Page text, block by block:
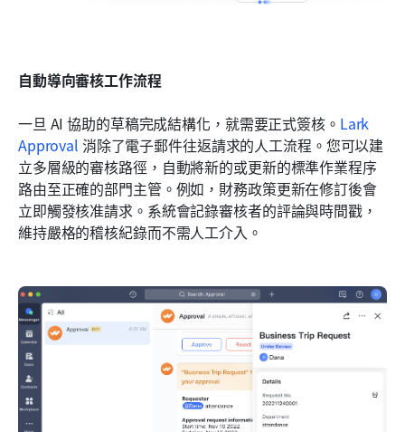
自動導向審核工作流程
一旦 AI 協助的草稿完成結構化，就需要正式簽核。 Lark
Approval 消除了電子郵件往返請求的人工流程。您可以建
立多層級的審核路徑，自動將新的或更新的標準作業程序
路由至正確的部門主管。例如，財務政策更新在修訂後會
立即觸發核准請求。系統會記錄審核者的評論與時間戳，
維持嚴格的稽核紀錄而不需人工介入。